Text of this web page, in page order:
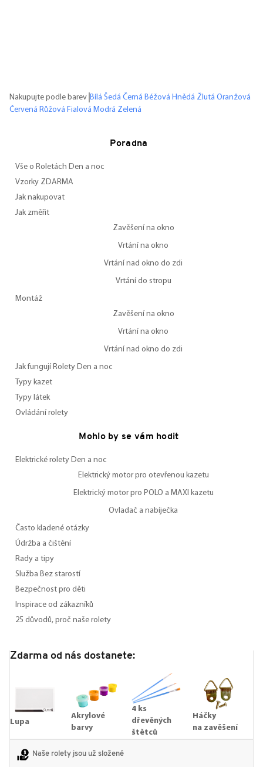
Nakupujte podle barev Bílá Šedá Černá Béžová Hnědá Žlutá Oranžová
Červená Růžová Fialová Modrá Zelená
Poradna
Vše o Roletách Den a noc
Vzorky ZDARMA
Jak nakupovat
Jak změřit
Zavěšení na okno
Vrtání na okno
Vrtání nad okno do zdi
Vrtání do stropu
Montáž
Zavěšení na okno
Vrtání na okno
Vrtání nad okno do zdi
Jak fungují Rolety Den a noc
Typy kazet
Typy látek
Ovládání rolety
Mohlo by se vám hodit
Elektrické rolety Den a noc
Elektrický motor pro otevřenou kazetu
Elektrický motor pro POLO a MAXI kazetu
Ovladač a nabíječka
Často kladené otázky
Údržba a čištění
Rady a tipy
Služba Bez starostí
Bezpečnost pro děti
Inspirace od zákazníků
25 důvodů, proč naše rolety
Zdarma od nás dostanete:
Lupa
Akrylové
barvy
4 ks
dřevěných
štětců
Háčky
na zavěšení
Naše rolety jsou už složené